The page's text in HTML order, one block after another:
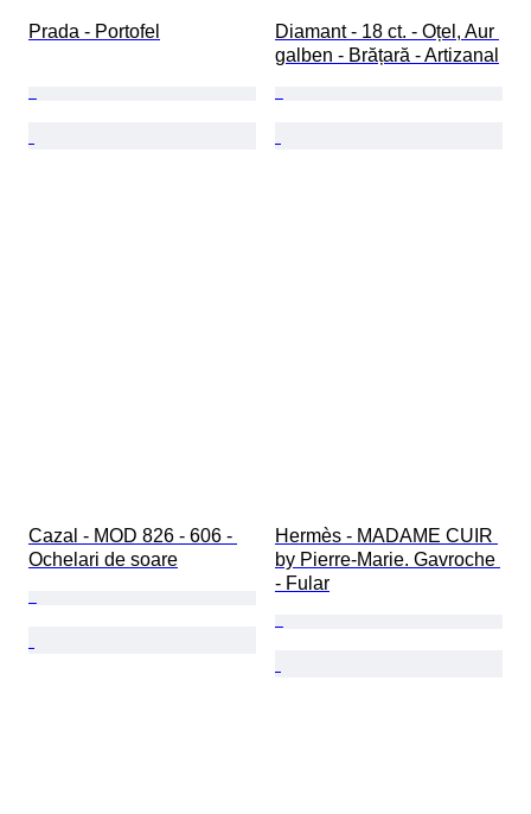
Prada - Portofel
Diamant - 18 ct. - Oțel, Aur
galben - Brățară - Artizanal
Cazal - MOD 826 - 606 -
Ochelari de soare
Hermès - MADAME CUIR
by Pierre-Marie. Gavroche
- Fular